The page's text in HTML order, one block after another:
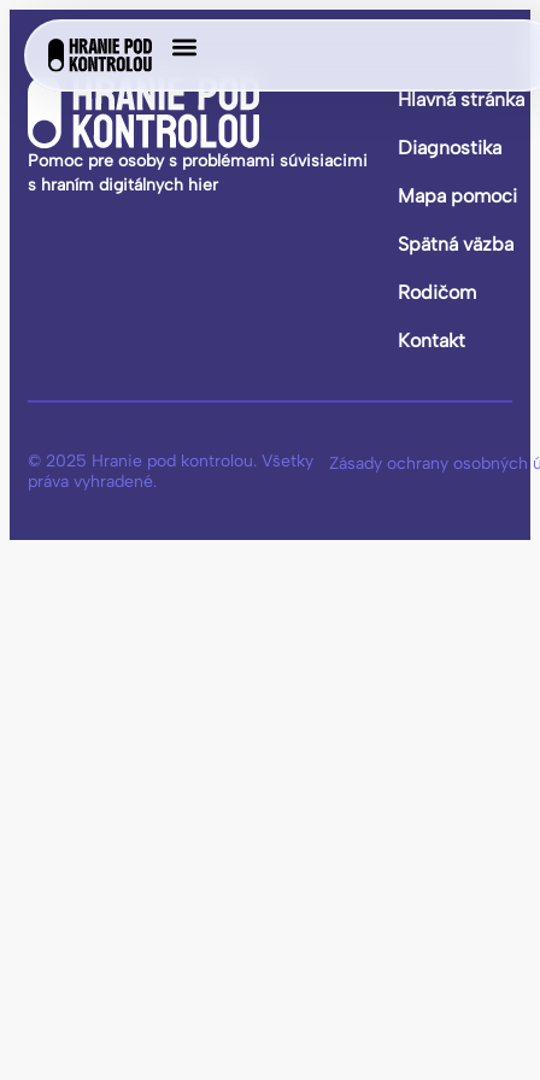
Pomoc pre osoby s problémami súvisiacimi
s hraním digitálnych hier
Hlavná stránka
Diagnostika
Mapa pomoci
Spätná väzba
Rodičom
Kontakt
© 2025 Hranie pod kontrolou. Všetky
práva vyhradené.
Zásady ochrany osobných